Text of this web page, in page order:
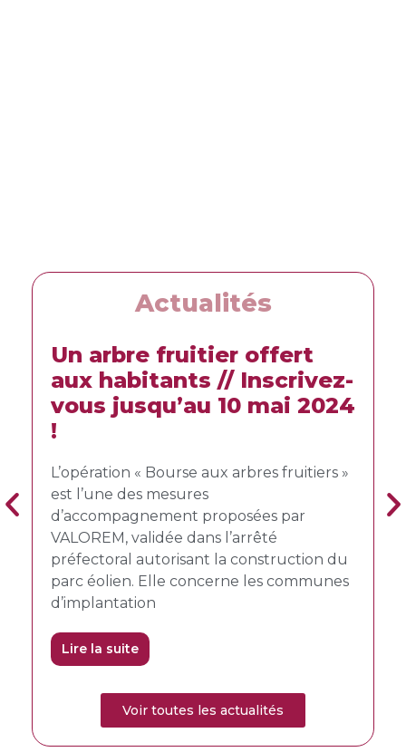
Actualités
Un arbre fruitier offert
aux habitants // Inscrivez-
vous jusqu’au 10 mai 2024
!
L’opération « Bourse aux arbres fruitiers »
est l’une des mesures
d’accompagnement proposées par
VALOREM, validée dans l’arrêté
préfectoral autorisant la construction du
parc éolien. Elle concerne les communes
d’implantation
Lire la suite
Voir toutes les actualités